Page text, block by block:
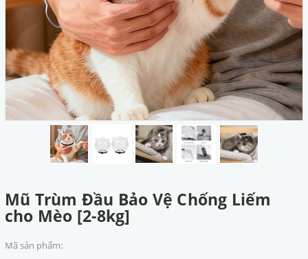
Mũ Trùm Đầu Bảo Vệ Chống Liếm
cho Mèo [2-8kg]
Mã sản phẩm: